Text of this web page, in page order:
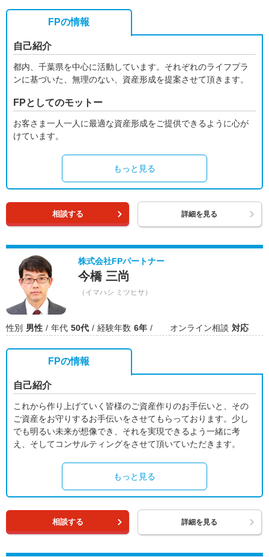
FPの情報
自己紹介
都内、千葉県を中心に活動しています。それぞれのライフプラ
ンに基づいた、無理のない、資産形成を提案させて頂きます。
FPとしてのモットー
お客さま一人一人に最適な資産形成をご提供できるように心が
けています。
もっと見る
相談する 詳細を見る
株式会社FPパートナー
今橋 三尚
（イマハシ ミツヒサ）
性別 男性 年代 50代 経験年数 6年 オンライン相談 対応
FPの情報
自己紹介
これから作り上げていく皆様のご資産作りのお手伝いと、その
ご資産をお守りするお手伝いをさせてもらっております。少し
でも明るい未来が想像でき、それを実現できるよう一緒に考
え、そしてコンサルティングをさせて頂いていただきます。
もっと見る
相談する 詳細を見る